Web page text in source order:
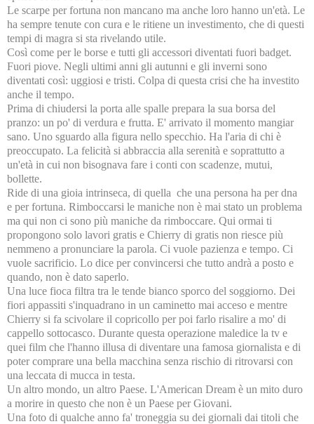
Le scarpe per fortuna non mancano ma anche loro hanno un'età. Le
ha sempre tenute con cura e le ritiene un investimento, che di questi
tempi di magra si sta rivelando utile.
Così come per le borse e tutti gli accessori diventati fuori badget.
Fuori piove. Negli ultimi anni gli autunni e gli inverni sono
diventati così: uggiosi e tristi. Colpa di questa crisi che ha investito
anche il tempo.
Prima di chiudersi la porta alle spalle prepara la sua borsa del
pranzo: un po' di verdura e frutta. E' arrivato il momento mangiar
sano. Uno sguardo alla figura nello specchio. Ha l'aria di chi è
preoccupato. La felicità si abbraccia alla serenità e soprattutto a
un'età in cui non bisognava fare i conti con scadenze, mutui,
bollette.
Ride di una gioia intrinseca, di quella che una persona ha per dna
e per fortuna. Rimboccarsi le maniche non è mai stato un problema
ma qui non ci sono più maniche da rimboccare. Qui ormai ti
propongono solo lavori gratis e Chierry di gratis non riesce più
nemmeno a pronunciare la parola. Ci vuole pazienza e tempo. Ci
vuole sacrificio. Lo dice per convincersi che tutto andrà a posto e
quando, non è dato saperlo.
Una luce fioca filtra tra le tende bianco sporco del soggiorno. Dei
fiori appassiti s'inquadrano in un caminetto mai acceso e mentre
Chierry si fa scivolare il copricollo per poi farlo risalire a mo' di
cappello sottocasco. Durante questa operazione maledice la tv e
quei film che l'hanno illusa di diventare una famosa giornalista e di
poter comprare una bella macchina senza rischio di ritrovarsi con
una leccata di mucca in testa.
Un altro mondo, un altro Paese. L'American Dream è un mito duro
a morire in questo che non è un Paese per Giovani.
Una foto di qualche anno fa' troneggia su dei giornali dai titoli che